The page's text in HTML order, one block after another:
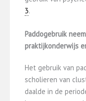
3.
Paddogebruik
praktijkonderwijs
Het gebruik van
scholieren van
daalde in de